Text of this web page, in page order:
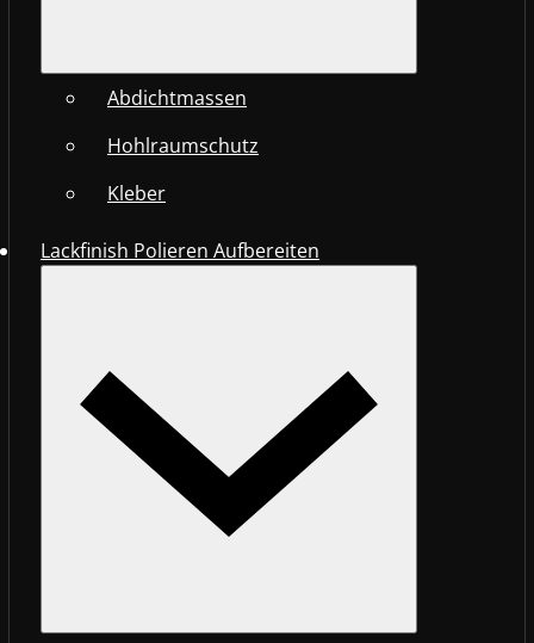
Abdichtmassen
Hohlraumschutz
Kleber
Lackfinish Polieren Aufbereiten